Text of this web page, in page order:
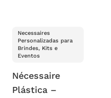
Necessaires
Personalizadas para
Brindes, Kits e
Eventos
Nécessaire
Plástica –